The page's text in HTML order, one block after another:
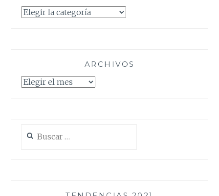
Categorías
ARCHIVOS
Archivos